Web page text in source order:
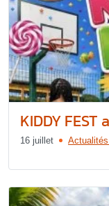
KIDDY
16 juillet